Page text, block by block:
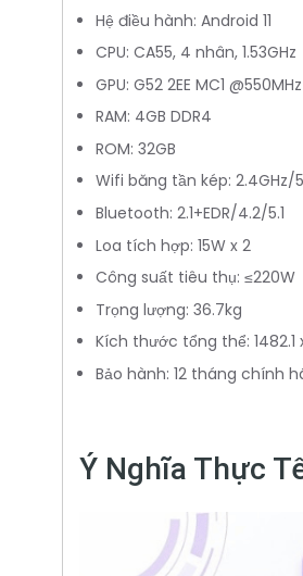
Hệ điều hành: Android 11
CPU: CA55, 4 nhân, 1.53GHz
GPU: G52 2EE MC1 @550MHz
RAM: 4GB DDR4
ROM: 32GB
Wifi băng tần kép: 2.4GHz/
Bluetooth: 2.1+EDR/4.2/5.1
Loa tích hợp: 15W x 2
Công suất tiêu thụ: ≤220W
Trọng lượng: 36.7kg
Kích thước tổng thể:
Bảo hành: 12 tháng chính
Ý Nghĩa Thực